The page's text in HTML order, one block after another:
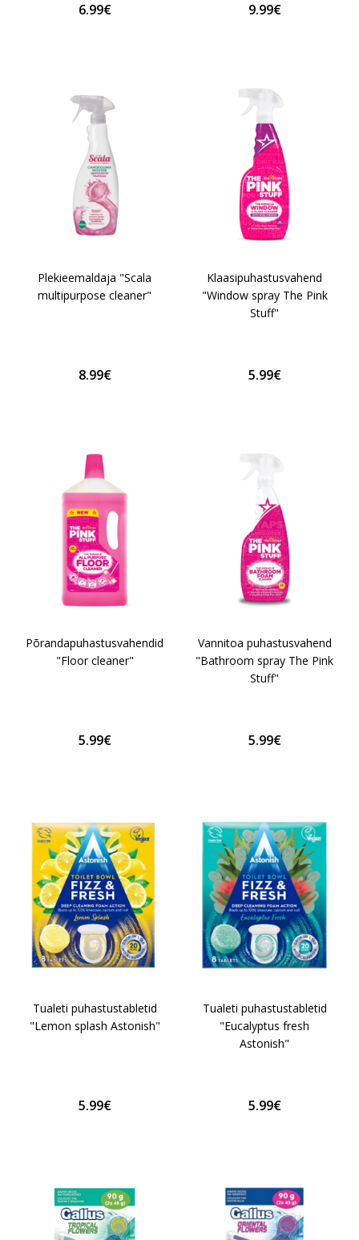
6.99€ 9.99€
Plekieemaldaja "Scala
multipurpose cleaner"
8.99€
Klaasipuhastusvahend
"Window spray The Pink
Stuff"
5.99€
Põrandapuhastusvahendid
"Floor cleaner"
5.99€
Vannitoa puhastusvahend
"Bathroom spray The Pink
Stuff"
5.99€
Tualeti puhastustabletid
"Lemon splash Astonish"
5.99€
Tualeti puhastustabletid
"Eucalyptus fresh
Astonish"
5.99€